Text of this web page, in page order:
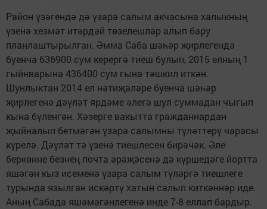
Район үзәгендә дә үзара салым акчасына халыкның
үзенә хезмәт итәрдәй төзелешләр алып бару
планлаштырылган. Әмма Саба шәһәр җирлегендә
буенча 636900 сум керергә тиеш булып, 2015 елның 1
гыйнварына 436400 сум гына тәшкил иткән.
Шунлыктан 2014 ел нәтиҗәләре буенча шәһәр
җирлегенә дәүләт ярдәме әлегә шул суммадан чыгып
кына бүленгән. Хәзерге вакытта гражданнардан
җыйналып бетмәгән үзара салымны түләттерү чарасы
күрелә. Дәүләт тә үзенә тиешлесен бирәчәк. Әле
беркөнне безнең почта әрәҗәсенә дә күршедәге йортта
яшәгән кыз исеменә үзара салым түләргә тиешлеге
турында язылган искәртү хатын салып киткәннәр иде.
Аның Сабада яшәмәгәнлегенә инде 7-8 еллап бардыр.